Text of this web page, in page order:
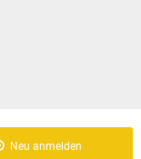
Neu anmelden